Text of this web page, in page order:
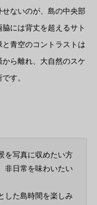
ないのが、島の中央部
には背丈を超えるサト
青空のコントラストは
ら離れ、大自然のスケ
す。
を写真に収めたい方
非日常を味わいたい
した島時間を楽しみ